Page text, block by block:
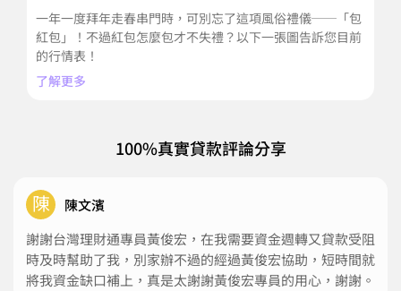
一年一度拜年走春串門時，可別忘了這項風俗禮儀──「包
紅包」！不過紅包怎麼包才不失禮？以下一張圖告訴您目前
的行情表！
了解更多
100%真實貸款評論分享
陳
陳文濱
謝謝台灣理財通專員黃俊宏，在我需要資金週轉又貸款受阻
時及時幫助了我，別家辦不過的經過黃俊宏協助，短時間就
將我資金缺口補上，真是太謝謝黃俊宏專員的用心，謝謝。